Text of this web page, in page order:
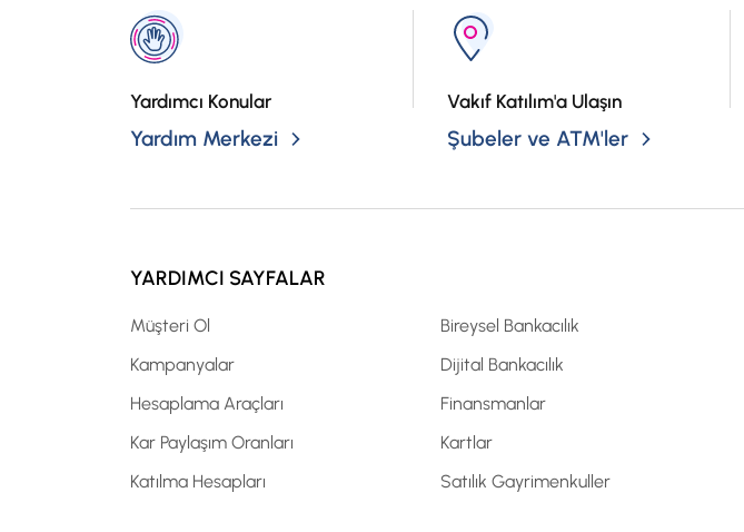
Yardımcı Konular
Yardım Merkezi
Vakıf Katılım'a Ulaşın
Şubeler ve ATM'ler
YARDIMCI SAYFALAR
Müşteri Ol
Kampanyalar
Hesaplama Araçları
Kar Paylaşım Oranları
Katılma Hesapları
Bireysel Bankacılık
Dijital Bankacılık
Finansmanlar
Kartlar
Satılık Gayrimenkuller